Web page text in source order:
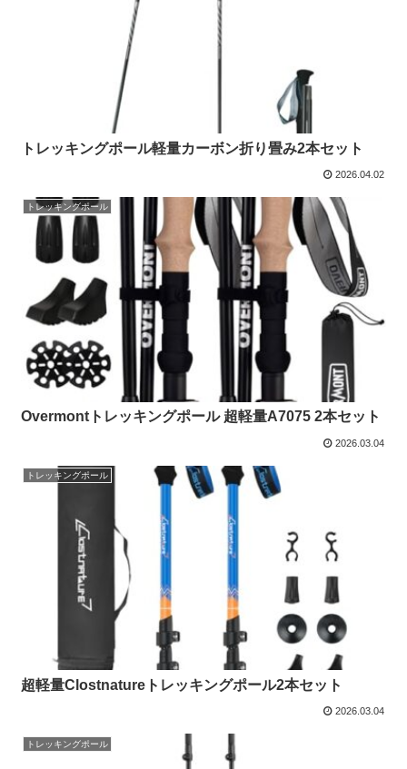
トレッキングポール軽量カーボン折り畳み2本セット
2026.04.02
トレッキングポール
Overmontトレッキングポール 超軽量A7075 2本セット
2026.03.04
トレッキングポール
超軽量Clostnatureトレッキングポール2本セット
2026.03.04
トレッキングポール